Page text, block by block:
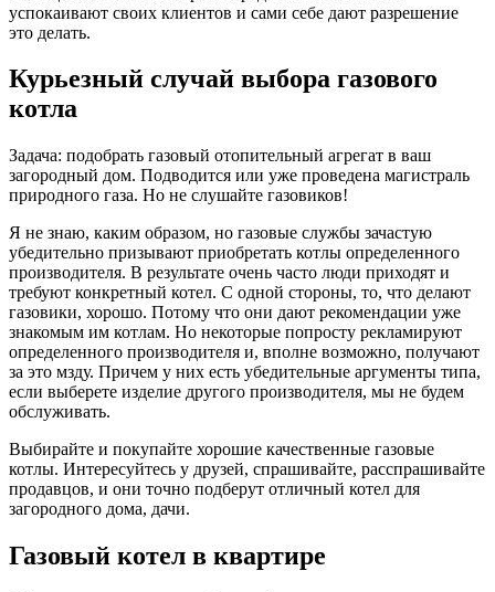
успокаивают своих клиентов и сами себе дают разрешение
это делать.
Курьезный случай выбора газового
котла
Задача: подобрать газовый отопительный агрегат в ваш
загородный дом. Подводится или уже проведена магистраль
природного газа. Но не слушайте газовиков!
Я не знаю, каким образом, но газовые службы зачастую
убедительно призывают приобретать котлы определенного
производителя. В результате очень часто люди приходят и
требуют конкретный котел. С одной стороны, то, что делают
газовики, хорошо. Потому что они дают рекомендации уже
знакомым им котлам. Но некоторые попросту рекламируют
определенного производителя и, вполне возможно, получают
за это мзду. Причем у них есть убедительные аргументы типа,
если выберете изделие другого производителя, мы не будем
обслуживать.
Выбирайте и покупайте хорошие качественные газовые
котлы. Интересуйтесь у друзей, спрашивайте, расспрашивайте
продавцов, и они точно подберут отличный котел для
загородного дома, дачи.
Газовый котел в квартире